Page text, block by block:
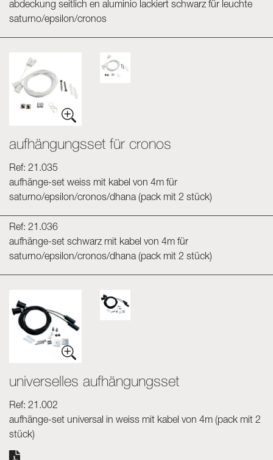
abdeckung seitlich en aluminio lackiert schwarz für leuchte
saturno/epsilon/cronos
aufhängungsset für cronos
Ref: 21.035
aufhänge-set weiss mit kabel von 4m für
saturno/epsilon/cronos/dhana (pack mit 2 stück)
Ref: 21.036
aufhänge-set schwarz mit kabel von 4m für
saturno/epsilon/cronos/dhana (pack mit 2 stück)
universelles aufhängungsset
Ref: 21.002
aufhänge-set universal in weiss mit kabel von 4m (pack mit 2
stück)